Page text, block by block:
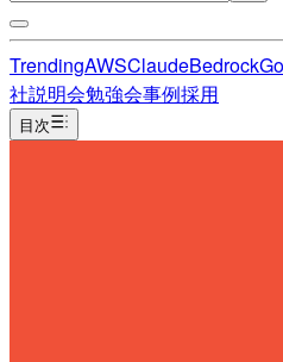
TrendingAWSClaudeBedrock
社説明会勉強会事例採用
目次